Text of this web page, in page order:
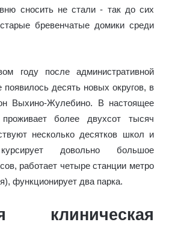
сносить не стали - так до сих
бревенчатые домики среди
году после административной
десять новых округов, в
Выхино-Жулебино. В настоящее
более двухсот тысяч
несколько десятков школ и
курсирует довольно большое
работает четыре станции метро
функционирует два парка.
клиническая